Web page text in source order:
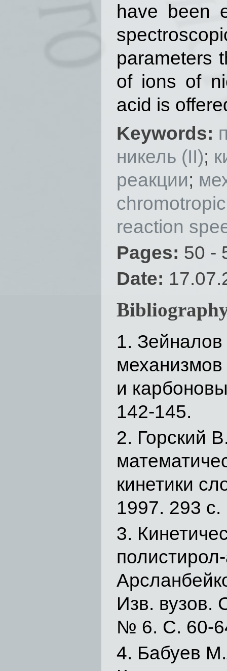
have been
parameters
of ions of
acid is
Keywords:
никель (II);
реакции;
reaction
Pages: 50 -
Date:
и
142-145.
Горский
кинетики
1997. 293 с.
Изв. вузов.
№ 6. С. 60-
Бабуев